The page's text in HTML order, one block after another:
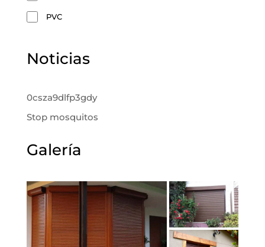
PVC
Noticias
0csza9dlfp3gdy
Stop mosquitos
Galería